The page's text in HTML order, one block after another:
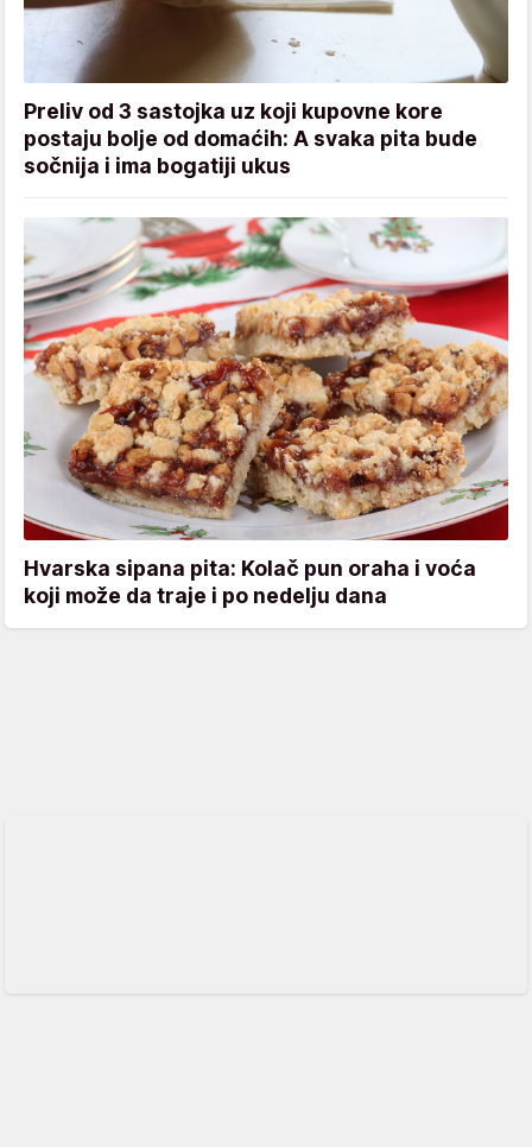
Preliv od 3 sastojka uz koji kupovne kore
postaju bolje od domaćih: A svaka pita bude
sočnija i ima bogatiji ukus
Hvarska sipana pita: Kolač pun oraha i voća
koji može da traje i po nedelju dana